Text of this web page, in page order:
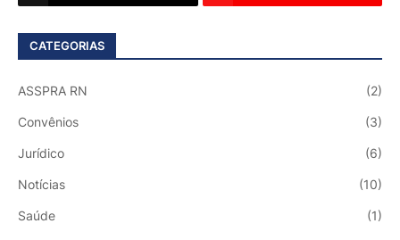
CATEGORIAS
ASSPRA RN (2)
Convênios (3)
Jurídico (6)
Notícias (10)
Saúde (1)